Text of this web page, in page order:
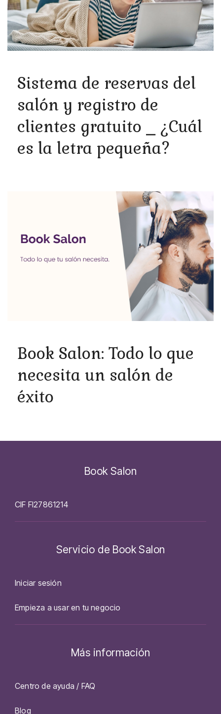
Sistema de reservas del
salón y registro de
clientes gratuito ⎯ ¿Cuál
es la letra pequeña?
Book Salon: Todo lo que
necesita un salón de
éxito
Book Salon
CIF FI27861214
Servicio de Book Salon
Iniciar sesión
Empieza a usar en tu negocio
Más información
Centro de ayuda / FAQ
Blog